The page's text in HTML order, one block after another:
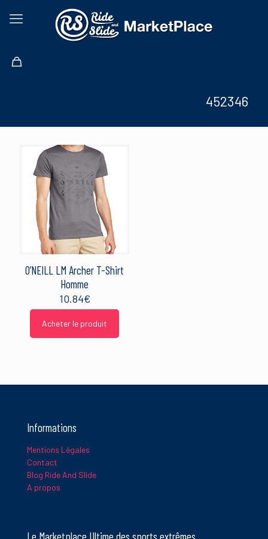
452346
O’NEILL LM Archer T-Shirt
Homme
10.84€
Acheter le produit
Informations
Mentions Légales
Contact
Blog Ride And Slide
A propos